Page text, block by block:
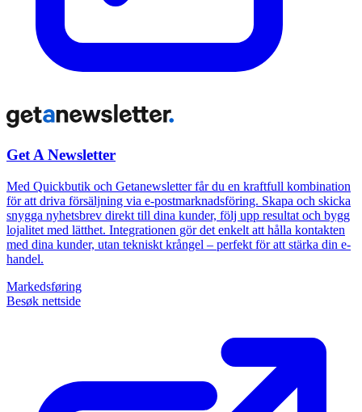
Get A Newsletter
Med Quickbutik och Getanewsletter får du en kraftfull kombination
för att driva försäljning via e-postmarknadsföring. Skapa och skicka
snygga nyhetsbrev direkt till dina kunder, följ upp resultat och bygg
lojalitet med lätthet. Integrationen gör det enkelt att hålla kontakten
med dina kunder, utan tekniskt krångel – perfekt för att stärka din e-
handel.
Markedsføring
Besøk nettside